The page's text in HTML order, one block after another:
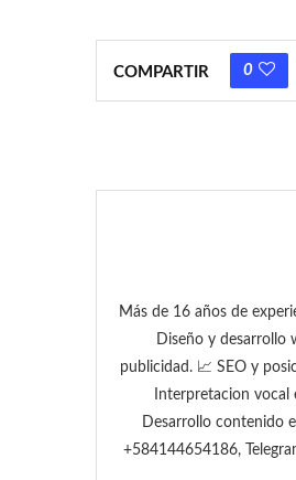
COMPARTIR 0
Más de 16 años de
Diseño y desarrollo
publicidad. 📈 SEO y
Interpretacion vocal
Desarrollo contenido
+584144654186,